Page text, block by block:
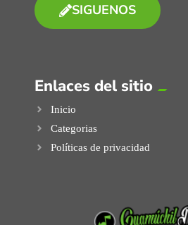
SIGUENOS
Enlaces del sitio
Inicio
Categorias
Políticas de privacidad